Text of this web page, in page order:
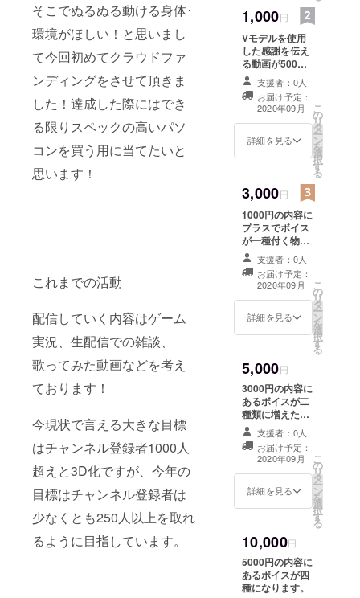
そこでぬるぬる動ける身体･
環境がほしい！と思いまし
て今回初めてクラウドファ
ンディングをさせて頂きま
した！達成した際にはでき
る限りスペックの高いパソ
コンを買う用に当てたいと
思います！
これまでの活動
配信していく内容はゲーム
実況、生配信での雑談、
歌ってみた動画などを考え
ております！
今現状で言える大きな目標
はチャンネル登録者1000人
超えと3D化ですが、今年の
目標はチャンネル登録者は
少なくとも250人以上を取れ
るように目指しています。
1,000円
Vモデルを使用
した感謝を伝え
る動画が500円
の内容にプラス
されたものにな
ります。
支援者：0人
お届け予定：
2020年09月
詳細を見る
こ
の
リ
タ
ー
ン
を
選
択
す
る
3,000円
1000円の内容に
プラスでボイス
が一種付く物に
なります。
支援者：0人
お届け予定：
2020年09月
詳細を見る
こ
の
リ
タ
ー
ン
を
選
択
す
る
5,000円
3000円の内容に
あるボイスが二
種類に増えた物
になります。
支援者：0人
お届け予定：
2020年09月
詳細を見る
こ
の
リ
タ
ー
ン
を
選
択
す
る
10,000円
5000円の内容に
あるボイスが四
種になります。